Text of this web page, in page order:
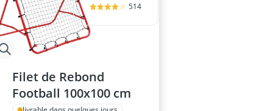
514
Filet de Rebond
Football 100x100 cm